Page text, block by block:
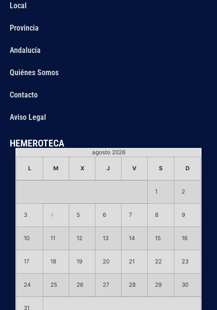
Local
Provincia
Andalucía
Quiénes Somos
Contacto
Aviso Legal
HEMEROTECA
agosto 2026
L M X J V S D
1 2
3 4 5 6 7 8 9
10 11 12 13 14 15 16
17 18 19 20 21 22 23
24 25 26 27 28 29 30
31